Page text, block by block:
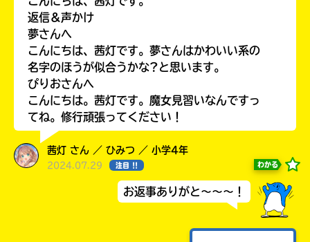
読める
返信＆声かけ
夢さんへ
こんにちは、茜灯です。夢さんはかわいい系の
名字のほうが似合うかな?と思います。
ぴりおさんへ
こんにちは。茜灯です。魔女見習いなんですっ
てね。修行頑張ってください！
茜灯 さん ／ ひみつ ／ 小学4年
2024.07.29 注目 !! わかる
お返事ありがと～～～！